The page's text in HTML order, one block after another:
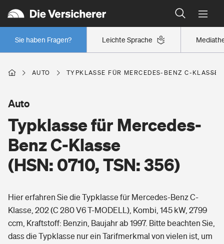
Leichte Sprache
Sie haben Fragen?
Wer versichert was: Jetzt Versicherer finden
Regionalklassen: So ist Ihre Region eingestuft
Wer versichert was: Jetzt Versicherer finden
Berufsunfähigkeitsversicherung
Arbeitsrechtsschutz
Berufshaftpflichtversicherung
Wohnen
Wohngebäudeversicherung
Hausratversicherung
Elementarversicherung
Pri­vate Haft­pflicht­
Rechts­schutz­ver­si­che­rung
Gesundheit
AUTO TYPKLASSE FÜR MERCEDES-BENZ C-
Typklasse für Mercedes-
Benz C-Klasse
(HSN: 0710, TSN: 356)
Auto
Hier erfahren Sie die Typklasse für Mercedes-Benz C-
Klasse, 202 (C 280 V6 T-MODELL), Kombi, 145 kW, 2799
ccm, Kraftstoff: Benzin, Baujahr ab 1997. Bitte beachten Sie,
dass die Typklasse nur ein Tarifmerkmal von vielen ist, um